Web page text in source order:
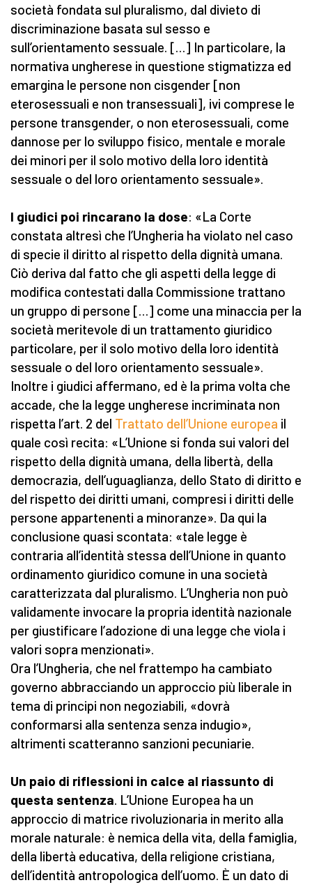
società fondata sul pluralismo, dal divieto di
discriminazione basata sul sesso e
sull’orientamento sessuale. […] In particolare, la
normativa ungherese in questione stigmatizza ed
emargina le persone non cisgender [non
eterosessuali e non transessuali], ivi comprese le
persone transgender, o non eterosessuali, come
dannose per lo sviluppo fisico, mentale e morale
dei minori per il solo motivo della loro identità
sessuale o del loro orientamento sessuale».
I giudici poi rincarano la dose: «La Corte
constata altresì che l’Ungheria ha violato nel caso
di specie il diritto al rispetto della dignità umana.
Ciò deriva dal fatto che gli aspetti della legge di
modifica contestati dalla Commissione trattano
un gruppo di persone […] come una minaccia per la
società meritevole di un trattamento giuridico
particolare, per il solo motivo della loro identità
sessuale o del loro orientamento sessuale».
Inoltre i giudici affermano, ed è la prima volta che
accade, che la legge ungherese incriminata non
rispetta l’art. 2 del Trattato dell’Unione europea il
quale così recita: «L’Unione si fonda sui valori del
rispetto della dignità umana, della libertà, della
democrazia, dell’uguaglianza, dello Stato di diritto e
del rispetto dei diritti umani, compresi i diritti delle
persone appartenenti a minoranze». Da qui la
conclusione quasi scontata: «tale legge è
contraria all’identità stessa dell’Unione in quanto
ordinamento giuridico comune in una società
caratterizzata dal pluralismo. L’Ungheria non può
validamente invocare la propria identità nazionale
per giustificare l’adozione di una legge che viola i
valori sopra menzionati».
Ora l’Ungheria, che nel frattempo ha cambiato
governo abbracciando un approccio più liberale in
tema di principi non negoziabili, «dovrà
conformarsi alla sentenza senza indugio»,
altrimenti scatteranno sanzioni pecuniarie.
Un paio di riflessioni in calce al riassunto di
questa sentenza. L’Unione Europea ha un
approccio di matrice rivoluzionaria in merito alla
morale naturale: è nemica della vita, della famiglia,
della libertà educativa, della religione cristiana,
dell’identità antropologica dell’uomo. È un dato di